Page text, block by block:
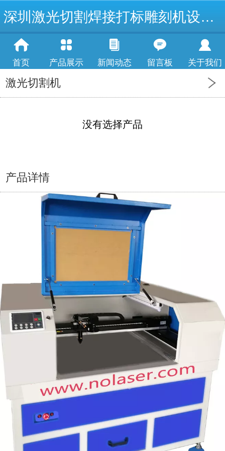
深圳激光切割焊接打标雕刻机设备厂
首页 产品展示 新闻动态 留言板 关于我们
激光切割机
没有选择产品
产品详情